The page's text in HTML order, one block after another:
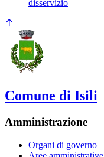
disservizio
Comune di Isili
Amministrazione
Organi di governo